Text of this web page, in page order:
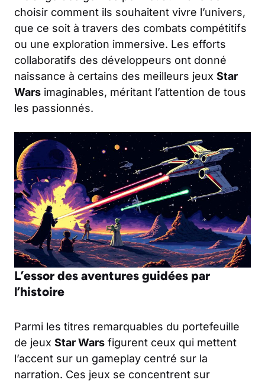
choisir comment ils souhaitent vivre l’univers,
que ce soit à travers des combats compétitifs
ou une exploration immersive. Les efforts
collaboratifs des développeurs ont donné
naissance à certains des meilleurs jeux Star
Wars imaginables, méritant l’attention de tous
les passionnés.
L’essor des aventures guidées par
l’histoire
Parmi les titres remarquables du portefeuille
de jeux Star Wars figurent ceux qui mettent
l’accent sur un gameplay centré sur la
narration. Ces jeux se concentrent sur